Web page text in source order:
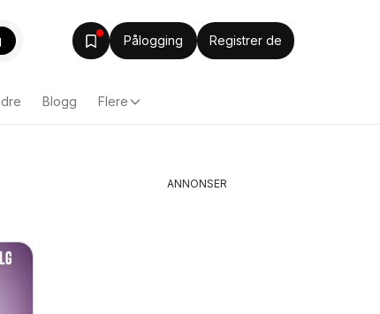
Pålogging Registrer de
Blogg Flere
ANNONSER